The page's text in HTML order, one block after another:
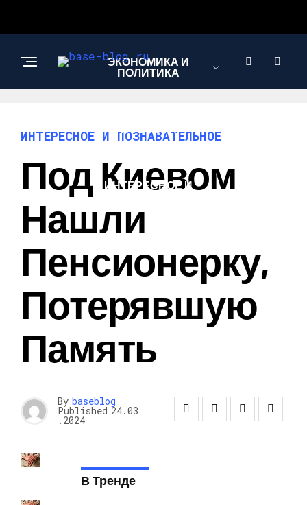
ЭКОНОМИКА И
ПОЛИТИКА
НОВОСТИ
ИНТЕРЕСНОЕ И
ИНТЕРЕСНОЕ И ПОЗНАВАТЕЛЬНОЕ
Под Киевом
Нашли
Пенсионерку,
Потерявшую
Память
By baseblog
Published 24.03
.2024
В Тренде